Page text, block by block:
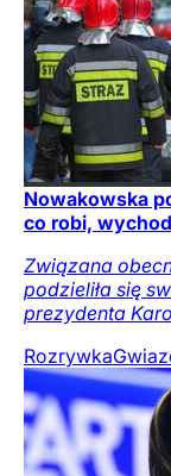
Nowakowska
co robi,
Związana
podzieliła się
prezydenta
Rozrywka